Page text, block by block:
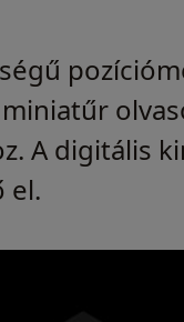
A digitális
el.